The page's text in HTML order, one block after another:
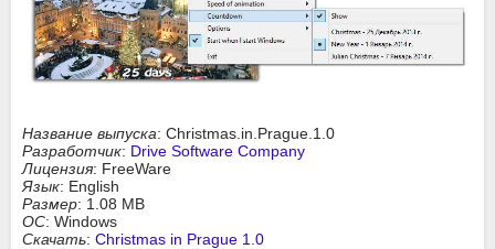
Название выпуска: Christmas.in.Prague.1.0
Разработчик: Drive Software Company
Лицензия: FreeWare
Язык: English
Размер: 1.08 MB
ОС: Windows
Скачать: Christmas in Prague 1.0